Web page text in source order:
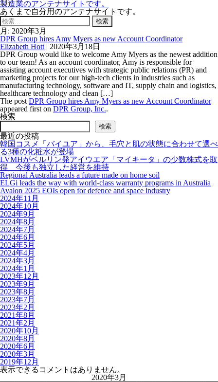
製造業のアンテナサイトです。
あくまで自分用のアンテナサイトです。
検
索:
月: 2020年3月
DPR Group hires Amy Myers as new Account Coordinator
Elizabeth Hott | 2020年3月18日
DPR Group would like to welcome Amy Myers as the newest addition
to our team! As an account coordinator, Amy is responsible for
assisting account executives with strategic public relations (PR) and
marketing projects for our high-tech clients in industries such as
manufacturing technology, software and IT, supply chain and logistics,
healthcare technology and clean […]
The post DPR Group hires Amy Myers as new Account Coordinator
appeared first on DPR Group, Inc..
検索
検索
最近の投稿
韓国コスメ「バイユア」から、毛穴と肌の状態に合わせて選べ
る3種の化粧水が登場
LVMHがベルリン発アイウエア「マイキータ」の少数株式を取
得 今後も独立した経営を維持
Regional Australia leads a future made on home soil
ELGi leads the way with world-class warranty programs in Australia
Avalon 2025 EOIs open for defence and space industry
2024年11月
2024年10月
2024年9月
2024年8月
2024年7月
2024年6月
2024年5月
2024年4月
2024年3月
2024年1月
2023年12月
2023年9月
2023年8月
2023年7月
2023年2月
2021年8月
2021年2月
2020年10月
2020年8月
2020年6月
2020年3月
2019年12月
表示できるコメントはありません。
2020年3月